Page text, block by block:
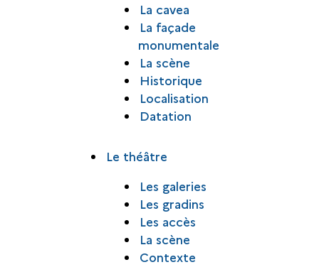
La cavea
La façade
monumentale
La scène
Historique
Localisation
Datation
Le théâtre
Les galeries
Les gradins
Les accès
La scène
Contexte